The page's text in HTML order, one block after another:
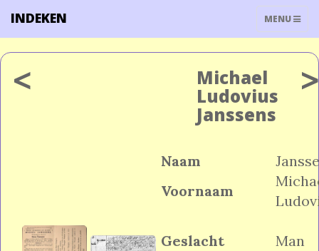
TOGGLE
MENU
INDEKEN
< Michael
Ludovius
Janssens
Naam
Voornaam
Geslacht
Man
>